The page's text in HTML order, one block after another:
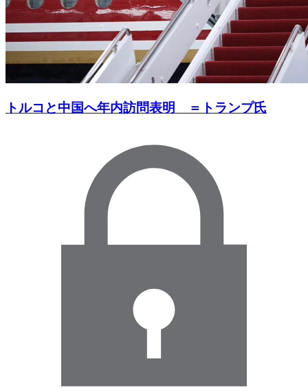
トルコと中国へ年内訪問表明 ＝トランプ氏